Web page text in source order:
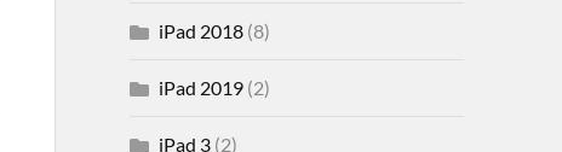
iPad 2018(8)
iPad 2019(2)
iPad 3(2)